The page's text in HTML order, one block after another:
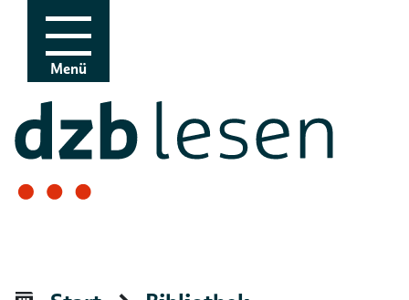
Zur Navigation
Zum Inhalt
Menü